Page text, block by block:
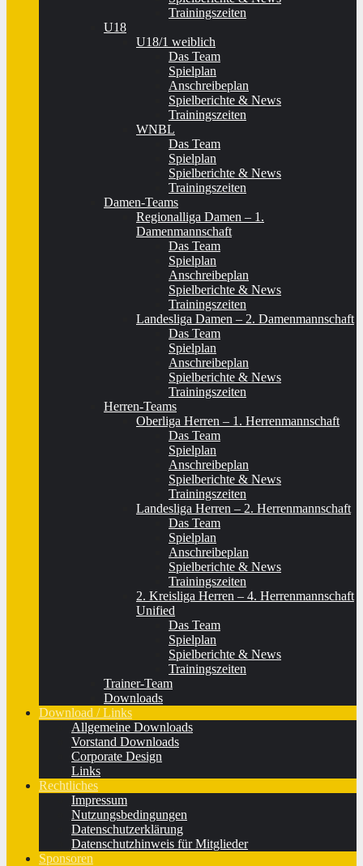
Trainingszeiten
U18
U18/1 weiblich
Das Team
Spielplan
Anschreibeplan
Spielberichte & News
Trainingszeiten
WNBL
Das Team
Spielplan
Spielberichte & News
Trainingszeiten
Damen-Teams
Regionalliga Damen – 1.
Damenmannschaft
Das Team
Spielplan
Anschreibeplan
Spielberichte & News
Trainingszeiten
Landesliga Damen – 2. Damenmannschaft
Das Team
Spielplan
Anschreibeplan
Spielberichte & News
Trainingszeiten
Herren-Teams
Oberliga Herren – 1. Herrenmannschaft
Das Team
Spielplan
Anschreibeplan
Spielberichte & News
Trainingszeiten
Landesliga Herren – 2. Herrenmannschaft
Das Team
Spielplan
Anschreibeplan
Spielberichte & News
Trainingszeiten
2. Kreisliga Herren – 4. Herrenmannschaft
Unified
Das Team
Spielplan
Spielberichte & News
Trainingszeiten
Trainer-Team
Downloads
Download / Links
Allgemeine Downloads
Vorstand Downloads
Corporate Design
Links
Rechtliches
Impressum
Nutzungsbedingungen
Datenschutzerklärung
Datenschutzhinweis für Mitglieder
Sponsoren